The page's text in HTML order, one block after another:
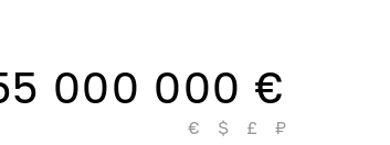
000 000 €
€ $ £ ₽